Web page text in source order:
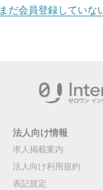
まだ会員登録していな
法人向け情報
求人掲載案内
法人向け利用規約
表記規定